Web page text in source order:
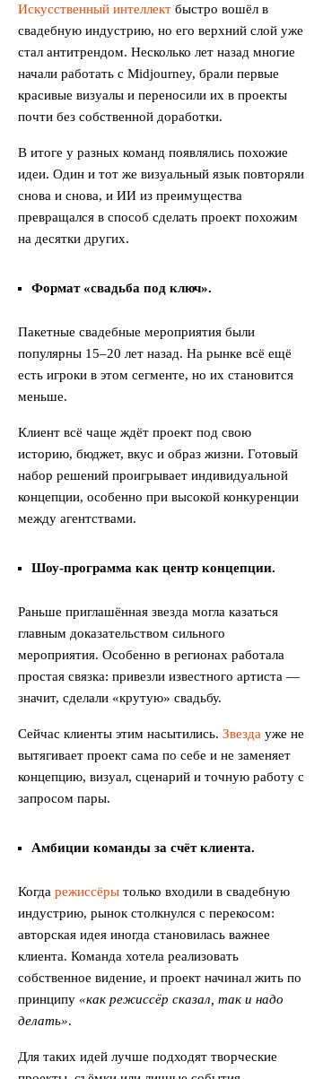
Искусственный интеллект быстро вошёл в
свадебную индустрию, но его верхний слой уже
стал антитрендом. Несколько лет назад многие
начали работать с Midjourney, брали первые
красивые визуалы и переносили их в проекты
почти без собственной доработки.
В итоге у разных команд появлялись похожие
идеи. Один и тот же визуальный язык повторяли
снова и снова, и ИИ из преимущества
превращался в способ сделать проект похожим
на десятки других.
Формат «свадьба под ключ».
Пакетные свадебные мероприятия были
популярны 15–20 лет назад. На рынке всё ещё
есть игроки в этом сегменте, но их становится
меньше.
Клиент всё чаще ждёт проект под свою
историю, бюджет, вкус и образ жизни. Готовый
набор решений проигрывает индивидуальной
концепции, особенно при высокой конкуренции
между агентствами.
Шоу-программа как центр концепции.
Раньше приглашённая звезда могла казаться
главным доказательством сильного
мероприятия. Особенно в регионах работала
простая связка: привезли известного артиста —
значит, сделали «крутую» свадьбу.
Сейчас клиенты этим насытились. Звезда уже не
вытягивает проект сама по себе и не заменяет
концепцию, визуал, сценарий и точную работу с
запросом пары.
Амбиции команды за счёт клиента.
Когда режиссёры только входили в свадебную
индустрию, рынок столкнулся с перекосом:
авторская идея иногда становилась важнее
клиента. Команда хотела реализовать
собственное видение, и проект начинал жить по
принципу «как режиссёр сказал, так и надо
делать».
Для таких идей лучше подходят творческие